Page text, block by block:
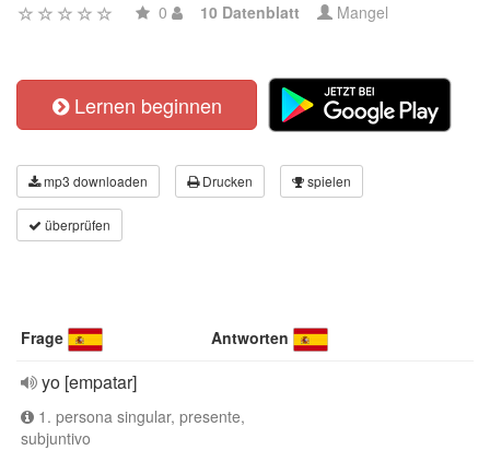
0 10 Datenblatt Mangel
Lernen beginnen
mp3 downloaden Drucken spielen
überprüfen
Frage Antworten
yo [empatar]
1. persona singular, presente,
subjuntivo